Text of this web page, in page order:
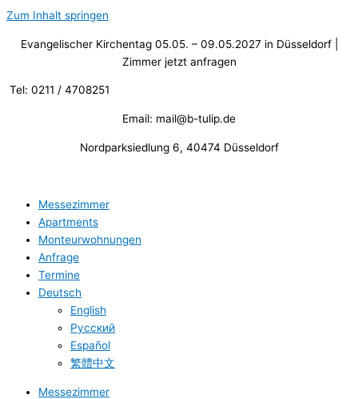
Zum Inhalt springen
Evangelischer Kirchentag 05.05. – 09.05.2027 in Düsseldorf |
Zimmer jetzt anfragen
Tel: 0211 / 4708251
Email: mail@b-tulip.de
Nordparksiedlung 6, 40474 Düsseldorf
Messezimmer
Apartments
Monteurwohnungen
Anfrage
Termine
Deutsch
English
Русский
Español
繁體中文
Messezimmer